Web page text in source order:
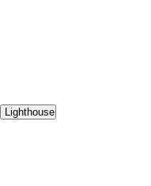
Lighthouse